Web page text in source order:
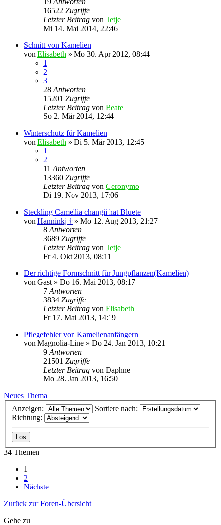
19 Antworten
16522 Zugriffe
Letzter Beitrag von Tetje
Mi 14. Mai 2014, 22:46
Schnitt von Kamelien
von Elisabeth » Mo 30. Apr 2012, 08:44
1
2
3
28 Antworten
15201 Zugriffe
Letzter Beitrag von Beate
So 2. Mär 2014, 12:44
Winterschutz für Kamelien
von Elisabeth » Di 5. Mär 2013, 12:45
1
2
11 Antworten
13360 Zugriffe
Letzter Beitrag von Geronymo
Di 19. Nov 2013, 17:06
Steckling Camellia changii hat Bluete
von Hanninkj † » Mo 12. Aug 2013, 21:27
8 Antworten
3689 Zugriffe
Letzter Beitrag von Tetje
Fr 4. Okt 2013, 08:11
Der richtige Formschnitt für Jungpflanzen(Kamelien)
von Gast » Do 16. Mai 2013, 08:17
7 Antworten
3834 Zugriffe
Letzter Beitrag von Elisabeth
Fr 17. Mai 2013, 14:19
Pflegefehler von Kamelienanfängern
von Magnolia-Line » Do 24. Jan 2013, 10:21
9 Antworten
21501 Zugriffe
Letzter Beitrag von Daphne
Mo 28. Jan 2013, 16:50
Neues Thema
Anzeigen:
Sortiere nach:
Richtung:
34 Themen
1
2
Nächste
Zurück zur Foren-Übersicht
Gehe zu